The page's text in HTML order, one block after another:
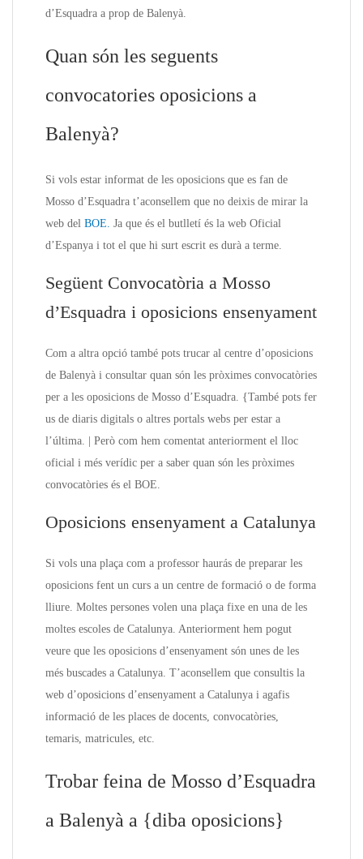
d’Esquadra a prop de Balenyà.
Quan són les seguents
convocatories oposicions a
Balenyà?
Si vols estar informat de les oposicions que es fan de
Mosso d’Esquadra t’aconsellem que no deixis de mirar la
web del BOE. Ja que és el butlletí és la web Oficial
d’Espanya i tot el que hi surt escrit es durà a terme.
Següent Convocatòria a Mosso
d’Esquadra i oposicions ensenyament
Com a altra opció també pots trucar al centre d’oposicions
de Balenyà i consultar quan són les pròximes convocatòries
per a les oposicions de Mosso d’Esquadra. {També pots fer
us de diaris digitals o altres portals webs per estar a
l’última. | Però com hem comentat anteriorment el lloc
oficial i més verídic per a saber quan són les pròximes
convocatòries és el BOE.
Oposicions ensenyament a Catalunya
Si vols una plaça com a professor haurás de preparar les
oposicions fent un curs a un centre de formació o de forma
lliure. Moltes persones volen una plaça fixe en una de les
moltes escoles de Catalunya. Anteriorment hem pogut
veure que les oposicions d’ensenyament són unes de les
més buscades a Catalunya. T’aconsellem que consultis la
web d’oposicions d’ensenyament a Catalunya i agafis
informació de les places de docents, convocatòries,
temaris, matricules, etc.
Trobar feina de Mosso d’Esquadra
a Balenyà a {diba oposicions}